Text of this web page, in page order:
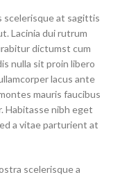
scelerisque at sagittis
Lacinia dui rutrum
dictumst cum
nulla sit proin libero
lacus ante
mauris faucibus
Habitasse nibh eget
a vitae parturient at
scelerisque a